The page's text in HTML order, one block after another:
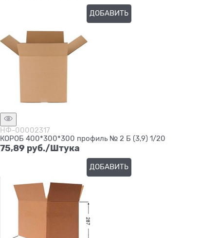
ДОБАВИТЬ
НФ-00002317
КОРОБ 400*300*300 профиль № 2 Б (3,9) 1/20
75,89 руб./Штука
ДОБАВИТЬ